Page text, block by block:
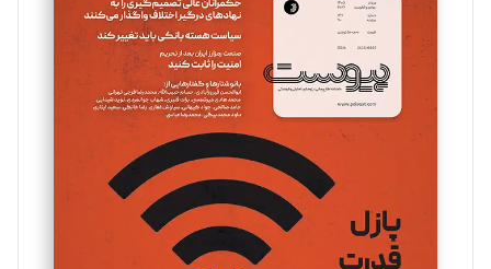
سروش کرمیان
تحریریه
مینا پاکدل
یسنا امان‌پور
تحریریه